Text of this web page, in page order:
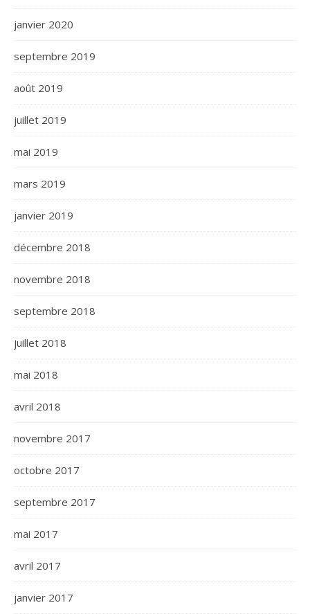
janvier 2020
septembre 2019
août 2019
juillet 2019
mai 2019
mars 2019
janvier 2019
décembre 2018
novembre 2018
septembre 2018
juillet 2018
mai 2018
avril 2018
novembre 2017
octobre 2017
septembre 2017
mai 2017
avril 2017
janvier 2017